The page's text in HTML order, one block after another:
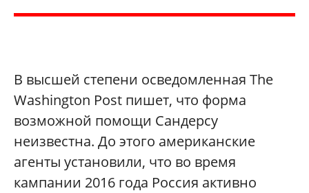
В высшей степени осведомленная The
Washington Post пишет, что форма
возможной помощи Сандерсу
неизвестна. До этого американские
агенты установили, что во время
кампании 2016 года Россия активно